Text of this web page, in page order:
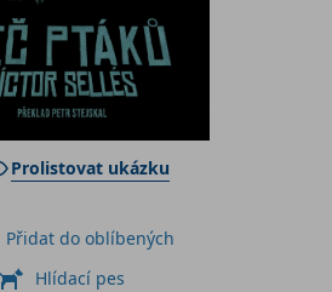
Prolistovat ukázku
Přidat do oblíbených
Hlídací pes